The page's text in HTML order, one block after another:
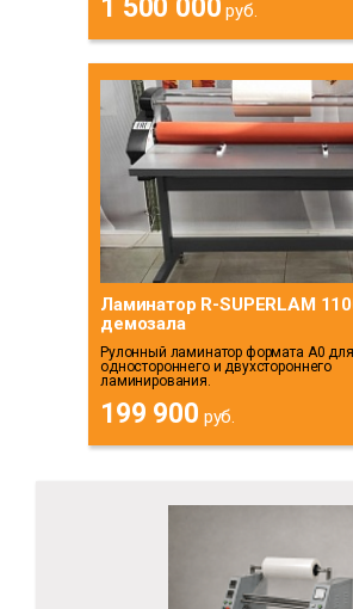
1 500 000 руб.
Ламинатор R-SUPERLAM
демозала
Рулонный ламинатор формата А0 для
одностороннего и двухстороннего
ламинирования.
199 900 руб.